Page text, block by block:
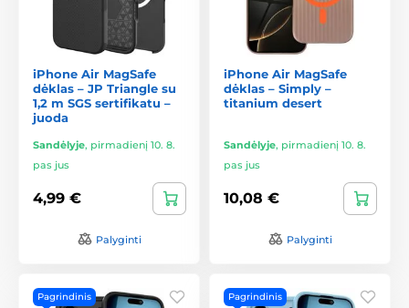
iPhone Air MagSafe
dėklas – JP Triangle su
1,2 m SGS sertifikatu –
juoda
Sandėlyje, pirmadienį 10. 8.
pas jus
4,99 €
Palyginti
iPhone Air MagSafe
dėklas – Simply –
titanium desert
Sandėlyje, pirmadienį 10. 8.
pas jus
10,08 €
Palyginti
Pagrindinis Pagrindinis